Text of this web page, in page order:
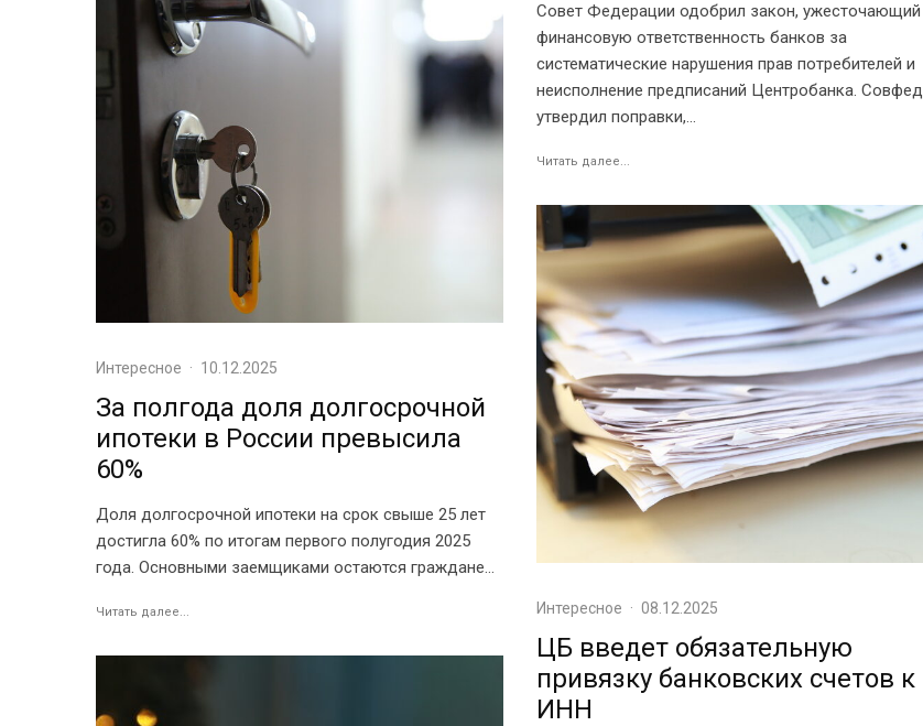
Интересное · 10.12.2025
За полгода доля долгосрочной
ипотеки в России превысила
60%
Доля долгосрочной ипотеки на срок свыше 25 лет
достигла 60% по итогам первого полугодия 2025
года. Основными заемщиками остаются граждане...
Читать далее...
Совет Федерации одобрил закон, ужесточающий
финансовую ответственность банков за
систематические нарушения прав потребителей и
неисполнение предписаний Центробанка. Совфед
утвердил поправки,...
Читать далее...
Интересное · 08.12.2025
ЦБ введет обязательную
привязку банковских счетов к
ИНН